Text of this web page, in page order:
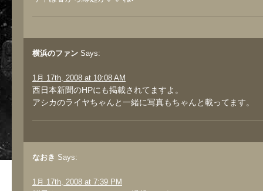
横浜のファン Says:
1月 17th, 2008 at 10:08 AM
西日本新聞のHPにも掲載されてますよ。
アシカのライヤちゃんと一緒に写真もちゃんと載ってます。
なおき Says:
1月 17th, 2008 at 7:39 PM